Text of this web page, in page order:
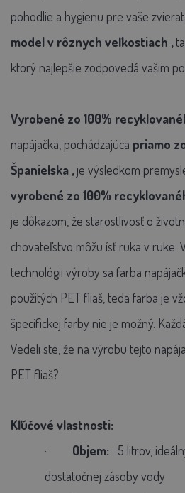
pohodlie a hygienu pre vaše
model v rôznych veľkostiach ,
ktorý najlepšie zodpovedá vašim
Vyrobené zo 100%
napájačka, pochádzajúca priamo
Španielska , je výsledkom
vyrobené zo 100%
je dôkazom, že starostlivosť o
chovateľstvo môžu ísť ruka v ruke.
technológii výroby sa farba
použitých PET fliaš, teda farba je
špecifickej farby nie je možný.
Vedeli ste, že na výrobu tejto
PET fliaš?
Kľúčové vlastnosti:
·
Objem: 5 litrov,
dostatočnej zásoby vody